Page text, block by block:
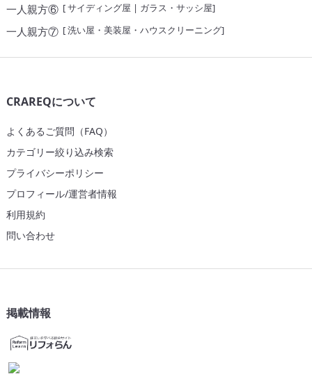
一人親方⑥[サイディング屋 | ガラス・サッシ屋]
一人親方⑦[洗い屋・美装屋・ハウスクリーニング]
CRAREQについて
よくあるご質問（FAQ）
カテゴリー絞り込み検索
プライバシーポリシー
プロフィール/運営者情報
利用規約
問い合わせ
掲載情報